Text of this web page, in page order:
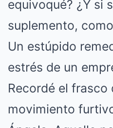
equivoqué? ¿Y si
suplemento,
Un estúpido
estrés de un
Recordé el frasco
movimiento